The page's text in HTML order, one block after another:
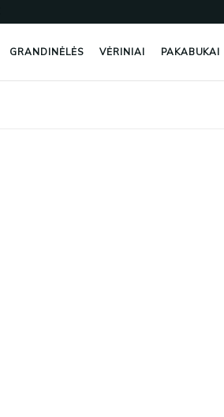
GRANDINĖLĖS VĖRINIAI PAKABUKAI